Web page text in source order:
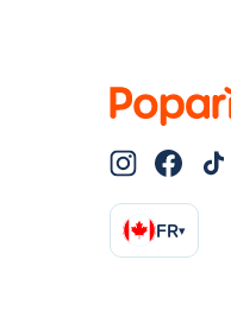
FR▾